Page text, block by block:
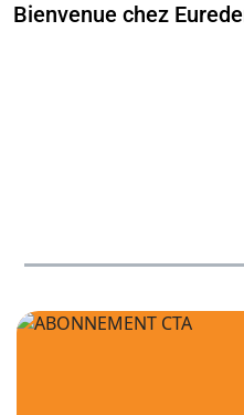
Bienvenue chez